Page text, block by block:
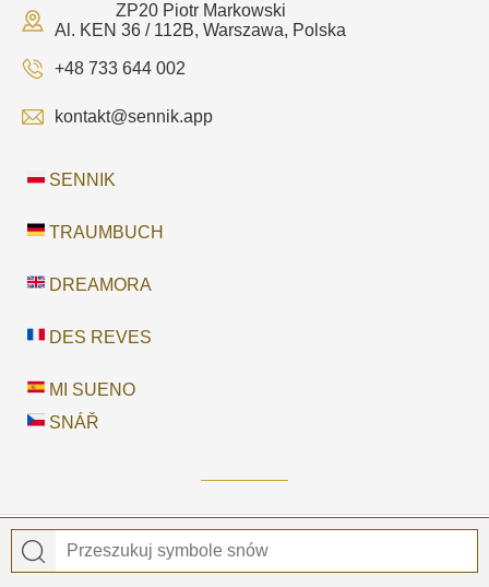
ZP20 Piotr Markowski
Al. KEN 36 / 112B, Warszawa, Polska
+48 733 644 002
kontakt@sennik.app
SENNIK
TRAUMBUCH
DREAMORA
DES REVES
MI SUENO
SNÁŘ
© 2026
Sennik